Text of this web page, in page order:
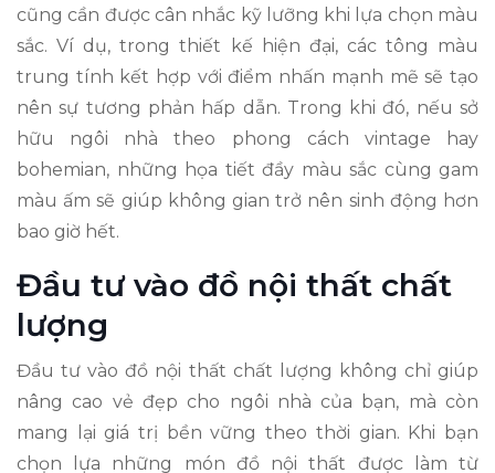
cũng cần được cân nhắc kỹ lưỡng khi lựa chọn màu
sắc. Ví dụ, trong thiết kế hiện đại, các tông màu
trung tính kết hợp với điểm nhấn mạnh mẽ sẽ tạo
nên sự tương phản hấp dẫn. Trong khi đó, nếu sở
hữu ngôi nhà theo phong cách vintage hay
bohemian, những họa tiết đầy màu sắc cùng gam
màu ấm sẽ giúp không gian trở nên sinh động hơn
bao giờ hết.
Đầu tư vào đồ nội thất chất
lượng
Đầu tư vào đồ nội thất chất lượng không chỉ giúp
nâng cao vẻ đẹp cho ngôi nhà của bạn, mà còn
mang lại giá trị bền vững theo thời gian. Khi bạn
chọn lựa những món đồ nội thất được làm từ